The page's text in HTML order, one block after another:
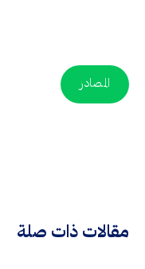
المصادر
مقالات ذات صلة